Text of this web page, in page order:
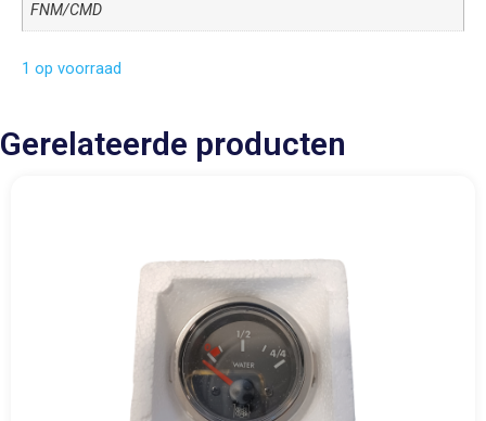
FNM/CMD
1 op voorraad
Gerelateerde producten